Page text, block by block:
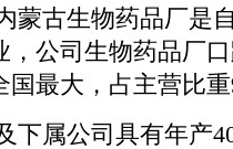
蒙古生物药品厂是
，公司生物药品厂
国最大，占主营比
下属公司具有年产